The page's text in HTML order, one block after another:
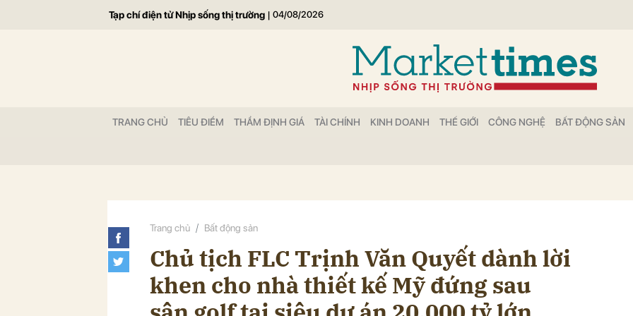
Tạp chí điện tử Nhịp sống thị trường | 04/08/2026
TRANG CHỦ TIÊU ĐIỂM THẨM ĐỊNH GIÁ TÀI CHÍNH KINH DOANH THẾ GIỚI CÔNG NGHỆ BẤT ĐỘNG SẢN
Trang chủ Bất động sản
Chủ tịch FLC Trịnh Văn Quyết dành lời
khen cho nhà thiết kế Mỹ đứng sau
Gửi bình luận